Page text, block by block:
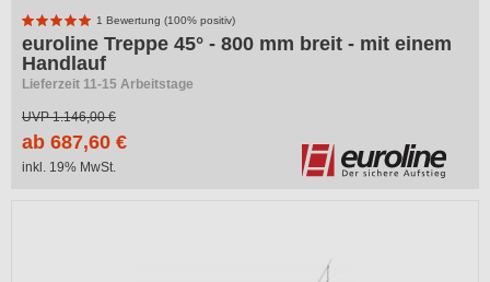
1 Bewertung (100% positiv)
euroline Treppe 45° - 800 mm breit - mit einem
Handlauf
Lieferzeit 11-15 Arbeitstage
UVP1.146,00 €
ab 687,60 €
inkl. 19% MwSt.